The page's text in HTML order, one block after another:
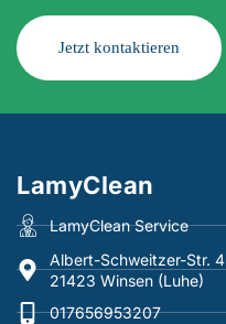
Jetzt kontaktieren
LamyClean
LamyClean Service
Albert-Schweitzer-Str. 4
21423 Winsen (Luhe)
017656953207